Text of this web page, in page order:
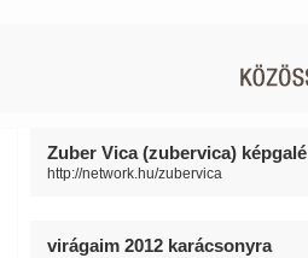
Zuber Vica (zubervica)
http://network.hu/zubervica
virágaim 2012 karácsonyra